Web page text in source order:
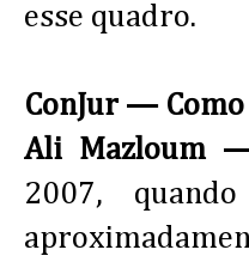
esse quadro.
ConJur —
Ali Mazloum
2007,